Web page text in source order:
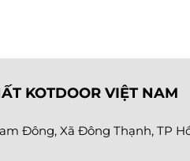
KOTDOOR VIỆT NAM
Đông, Xã Đông Thạnh, TP